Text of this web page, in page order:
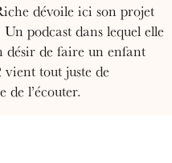
dévoile ici son projet
podcast dans lequel elle
désir de faire un enfant
vient tout juste de
de l’écouter.